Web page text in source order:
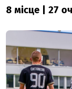
8 місце | 27